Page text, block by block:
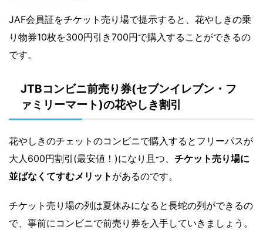
JAF会員証をチケット売り場で提示すると、花やしきの乗
り物券10枚を300円引き700円で購入することができるの
です。
JTBコンビニ前売り券(セブンイレブン・フ
ァミリーマート)の花やしき割引
花やしきのチェットのコンビニで購入するとフリーパスが
大人600円割引(最安値！)になり且つ、 チケット売り場に
並ばなくてすむメリット があるのです。
チケット売り場の列は夏休みになると長蛇の列ができるの
で、事前にコンビニで前売り券を入手していきましょう。